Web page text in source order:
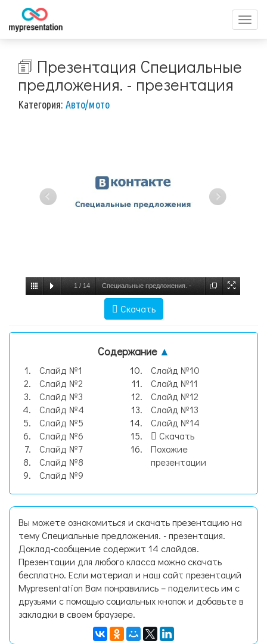
меню
🗊 Презентация Специальные
предложения. - презентация
Категория: Авто/мото
1 / 14 Специальные предложения. -
Скачать
Содержание ▲
Слайд №1
Слайд №2
Слайд №3
Слайд №4
Слайд №5
Слайд №6
Слайд №7
Слайд №8
Слайд №9
Слайд №10
Слайд №11
Слайд №12
Слайд №13
Слайд №14
Скачать
Похожие
презентации
Вы можете ознакомиться и скачать презентацию на
тему Специальные предложения. - презентация.
Доклад-сообщение содержит 14 слайдов.
Презентации для любого класса можно скачать
бесплатно. Если материал и наш сайт презентаций
Mypresentation Вам понравились – поделитесь им с
друзьями с помощью социальных кнопок и добавьте в
закладки в своем браузере.